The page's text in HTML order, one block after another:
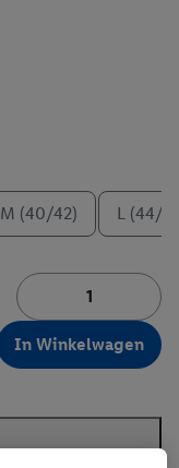
M (40/42) L (44/
In Winkelwagen